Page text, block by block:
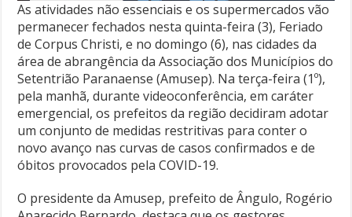
As atividades não essenciais e os supermercados vão
permanecer fechados nesta quinta-feira (3), Feriado
de Corpus Christi, e no domingo (6), nas cidades da
área de abrangência da Associação dos Municípios do
Setentrião Paranaense (Amusep). Na terça-feira (1º),
pela manhã, durante videoconferência, em caráter
emergencial, os prefeitos da região decidiram adotar
um conjunto de medidas restritivas para conter o
novo avanço nas curvas de casos confirmados e de
óbitos provocados pela COVID-19.
O presidente da Amusep, prefeito de Ângulo, Rogério